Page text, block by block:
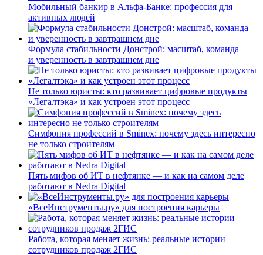
Мобильный банкир в Альфа-Банке: профессия для
активных людей
Формула стабильности Донстрой: масштаб, команда
и уверенность в завтрашнем дне
Не только юристы: кто развивает цифровые продукты
«Легалтэка» и как устроен этот процесс
Симфония профессий в Sminex: почему здесь интересно
не только строителям
Пять мифов об ИТ в нефтянке — и как на самом деле
работают в Nedra Digital
«ВсеИнструменты.ру» для построения карьеры
Работа, которая меняет жизнь: реальные истории
сотрудников продаж 2ГИС